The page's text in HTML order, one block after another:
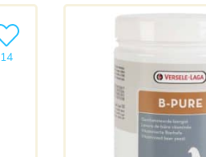
14
Ajouter le produit à ma liste